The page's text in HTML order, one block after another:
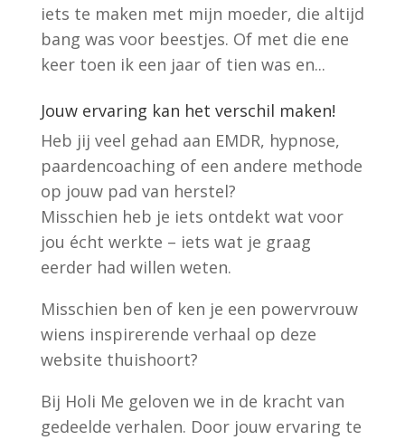
iets te maken met mijn moeder, die altijd
bang was voor beestjes. Of met die ene
keer toen ik een jaar of tien was en...
Jouw ervaring kan het verschil maken!
Heb jij veel gehad aan EMDR, hypnose,
paardencoaching of een andere methode
op jouw pad van herstel?
Misschien heb je iets ontdekt wat voor
jou écht werkte – iets wat je graag
eerder had willen weten.
Misschien ben of ken je een powervrouw
wiens inspirerende verhaal op deze
website thuishoort?
Bij Holi Me geloven we in de kracht van
gedeelde verhalen. Door jouw ervaring te